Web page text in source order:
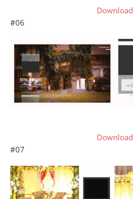
Download
#06
Download
#07